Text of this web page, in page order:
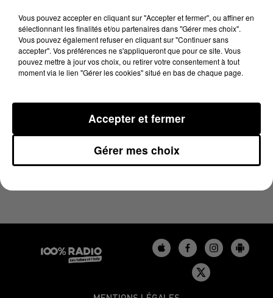
1er juin 2025 - 1 min 14 sec
L'AGENDA DU BÉARN DU 01/06/2025 À 07H44
Vous pouvez accepter en cliquant sur "Accepter et fermer", ou affiner en
sélectionnant les finalités et/ou partenaires dans "Gérer mes choix".
Vous pouvez également refuser en cliquant sur "Continuer sans
accepter". Vos préférences ne s'appliqueront que pour ce site. Vous
pouvez mettre à jour vos choix, ou retirer votre consentement à tout
moment via le lien "Gérer les cookies" situé en bas de chaque page.
Gérer mes choix
Accepter et fermer